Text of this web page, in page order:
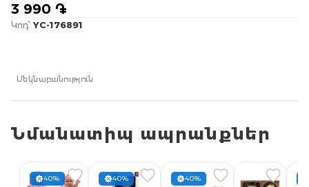
3 990 ֏
Կոդ՝ YC-176891
Մեկնաբանություն
Նմանատիպ ապրանքներ
40% 40% 40%